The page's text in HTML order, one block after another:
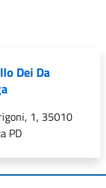
Dei Da
1, 35010
PD